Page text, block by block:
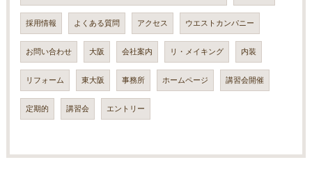
採用情報 よくある質問 アクセス ウエストカンパニー
お問い合わせ 大阪 会社案内 リ・メイキング 内装
リフォーム 東大阪 事務所 ホームページ 講習会開催
定期的 講習会 エントリー